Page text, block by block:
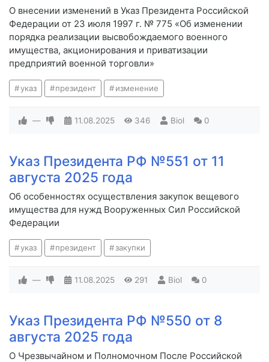
О внесении изменений в Указ Президента Российской
Федерации от 23 июля 1997 г. № 775 «Об изменении
порядка реализации высвобождаемого военного
имущества, акционирования и приватизации
предприятий военной торговли»
указ президент изменение
— 11.08.2025 346 Biol 0
Указ Президента РФ №551 от 11
августа 2025 года
Об особенностях осуществления закупок вещевого
имущества для нужд Вооруженных Сил Российской
Федерации
указ президент закупки
— 11.08.2025 291 Biol 0
Указ Президента РФ №550 от 8
августа 2025 года
О Чрезвычайном и Полномочном После Российской